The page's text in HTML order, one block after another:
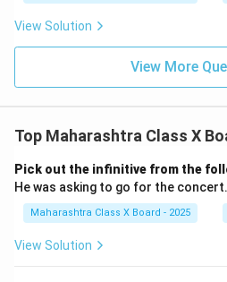
View Solution
View More
Top Maharashtra Class X
Pick out the infinitive from the
He was asking to go for the concert.
Maharashtra Class X Board - 2025
View Solution